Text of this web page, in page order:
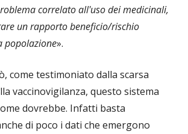
correlato all'uso dei medicinali,
un rapporto beneficio/rischio
popolazione».
come testimoniato dalla scarsa
vaccinovigilanza, questo sistema
dovrebbe. Infatti basta
di poco i dati che emergono